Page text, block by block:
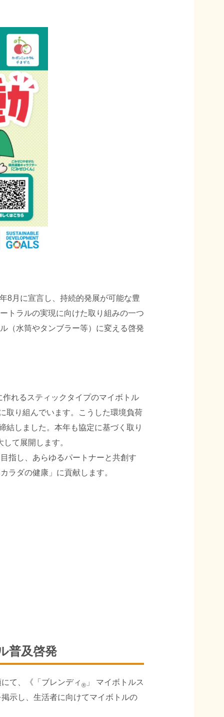
8月に宣言し、持続的発展が可能な豊
トラルの実現に向けた取り組みの一つ
（水筒やタンブラー等）に変える啓発
れるスティックタイプのマイボトル
取り組んでいます。こうした環境負荷
結しました。本年も協定に基づく取り
て展開します。
指し、あらゆるパートナーと共創す
ラダの健康」に貢献します。
普及啓発
て、《「ブレンディ ® 」 マイボトルス
示し、生活者に向けてマイボトルの